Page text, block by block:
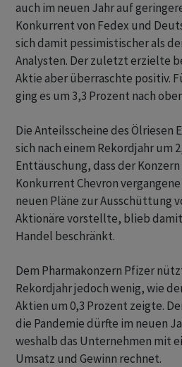
auch im neuen Jahr auf
Konkurrent von Fedex und
sich damit pessimistischer als
Analysten. Der zuletzt erzielte
Aktie aber überraschte positiv.
ging es um 3,3 Prozent nach
Die Anteilsscheine des Ölriesen
sich nach einem Rekordjahr um
Enttäuschung, dass der Konzern
Konkurrent Chevron
neuen Pläne zur Ausschüttung
Aktionäre vorstellte, blieb
Handel beschränkt.
Dem Pharmakonzern Pfizer
Rekordjahr jedoch wenig, wie
Aktien um 0,3 Prozent zeigte.
die Pandemie dürfte im neuen
weshalb das Unternehmen mit
Umsatz und Gewinn rechnet.